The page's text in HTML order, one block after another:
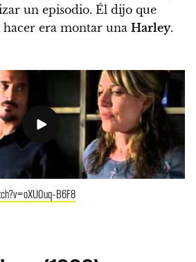
un episodio. Él dijo que
era montar una Harley.
B6F8